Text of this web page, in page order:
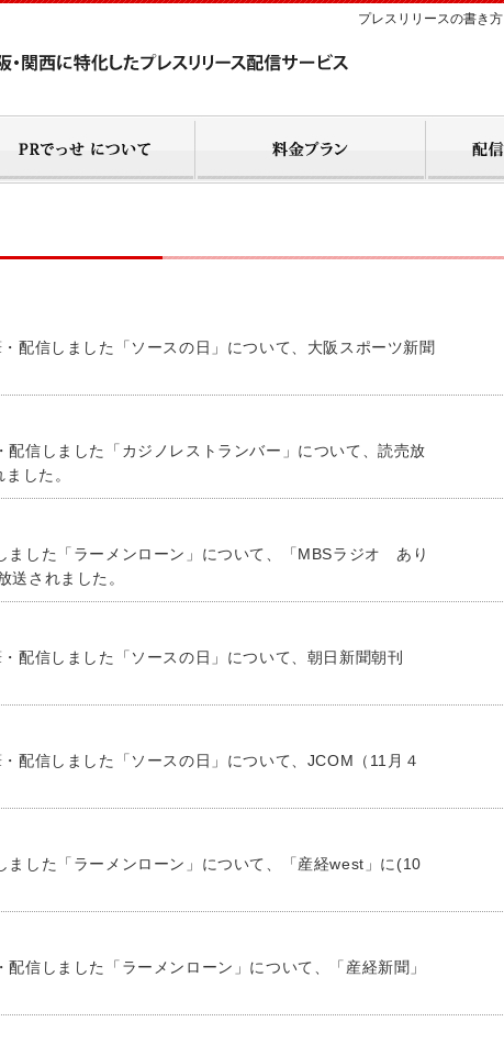
プレスリリースの書き方
配信しました「ソースの日」について、大阪スポーツ新聞
信しました「カジノレストランバー」について、読売放
した。
ました「ラーメンローン」について、「MBSラジオ あり
送されました。
配信しました「ソースの日」について、朝日新聞朝刊
配信しました「ソースの日」について、JCOM（11月４
ました「ラーメンローン」について、「産経west」に(10
信しました「ラーメンローン」について、「産経新聞」